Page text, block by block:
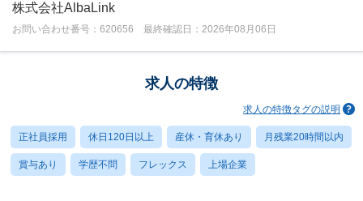
株式会社AlbaLink
お問い合わせ番号：620656 最終確認日：2026年08月06日
求人の特徴
求人の特徴タグの説明
正社員採用 休日120日以上 産休・育休あり 月残業20時間以内
賞与あり 学歴不問 フレックス 上場企業